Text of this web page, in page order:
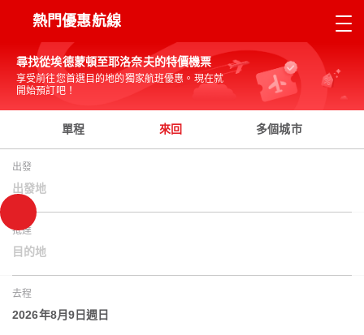
熱門優惠航線
尋找從埃德蒙頓至耶洛奈夫的特價機票
享受前往您首選目的地的獨家航班優惠。現在就
開始預訂吧！
單程 來回 多個城市
出發
出發地
抵達
目的地
去程
2026年8月9日週日